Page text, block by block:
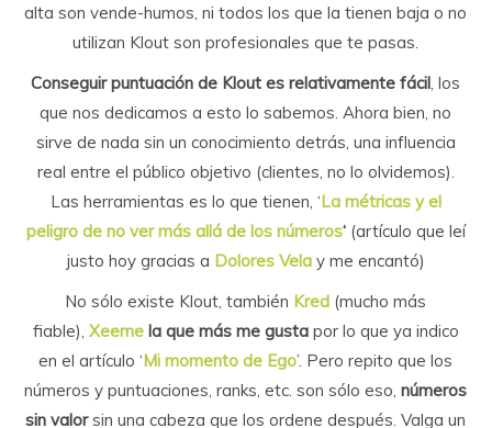
alta son vende-humos, ni todos los que la tienen baja o no
utilizan Klout son profesionales que te pasas.
Conseguir puntuación de Klout es relativamente fácil , los
que nos dedicamos a esto lo sabemos. Ahora bien, no
sirve de nada sin un conocimiento detrás, una influencia
real entre el público objetivo (clientes, no lo olvidemos).
Las herramientas es lo que tienen, ‘La métricas y el
peligro de no ver más allá de los números‘(artículo que leí
justo hoy gracias a Dolores Velay me encantó)
No sólo existe Klout, también Kred (mucho más
fiable), Xeeme la que más me gustapor lo que ya indico
en el artículo ‘Mi momento de Ego’. Pero repito que los
números y puntuaciones, ranks, etc. son sólo eso,números
sin valorsin una cabeza que los ordene después. Valga un